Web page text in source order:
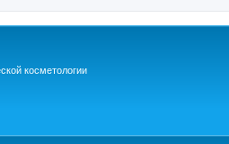
косметологии